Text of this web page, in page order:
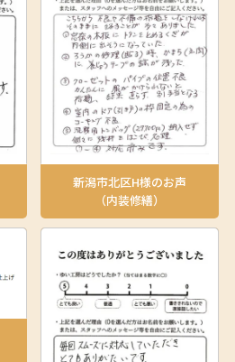
新潟市北区H様のお声
（内装修繕）